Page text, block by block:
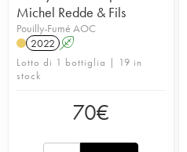
Michel Redde & Fils
Pouilly-Fumé AOC
2022 A
Lotto di 1 bottiglia | 19 in
stock
70€